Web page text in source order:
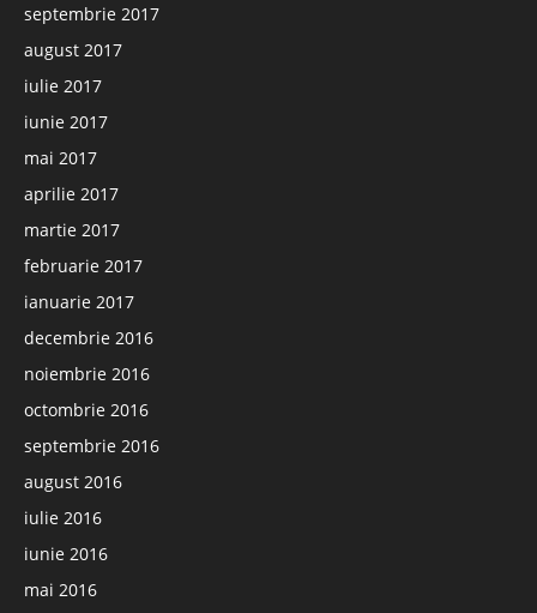
septembrie 2017
august 2017
iulie 2017
iunie 2017
mai 2017
aprilie 2017
martie 2017
februarie 2017
ianuarie 2017
decembrie 2016
noiembrie 2016
octombrie 2016
septembrie 2016
august 2016
iulie 2016
iunie 2016
mai 2016